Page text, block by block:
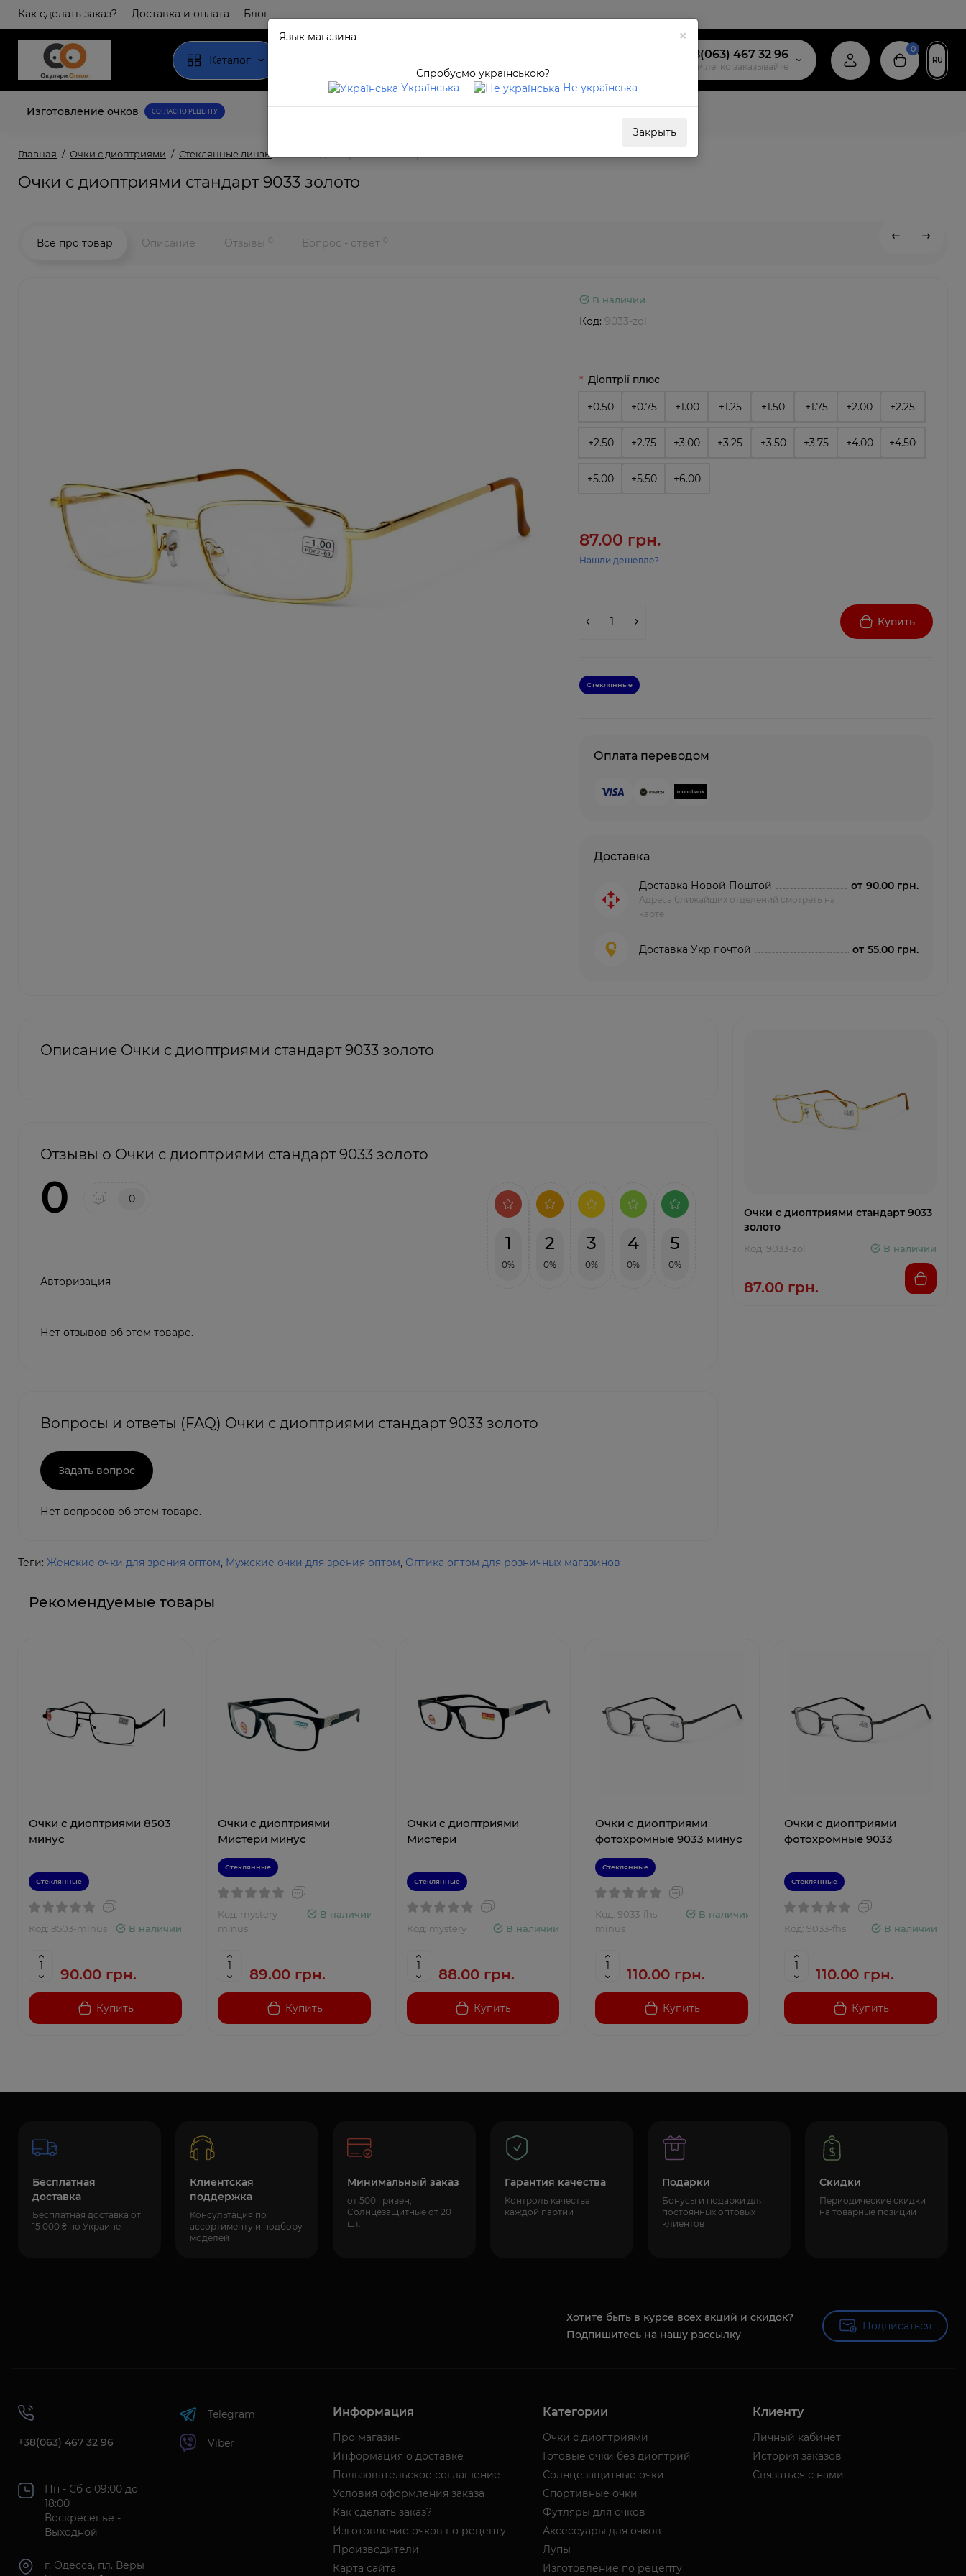
Как сделать заказ? Доставка и оплата Блог
Каталог +38(063) 467 32 96
звоните и легко заказывайте
0
RU
Изготовление очков СОГЛАСНО РЕЦЕПТУ
Главная Очки с диоптриями Стеклянные линзы
Очки с диоптриями стандарт 9033 золото
×
Язык магазина
Спробуємо українською?
Українська
Не українська
Закрыть
Все про товар Описание Отзывы 0 Вопрос - ответ 0
В наличии
Код: 9033-zol
Діоптрії плюс
+0.50 +0.75 +1.00 +1.25 +1.50 +1.75 +2.00 +2.25
+2.50 +2.75 +3.00 +3.25 +3.50 +3.75 +4.00 +4.50
+5.00 +5.50 +6.00
87.00 грн.
Нашли дешевле?
Купить
Стеклянные
Оплата переводом
Доставка
Доставка Новой Поштой
Адреса ближайших отделений смотреть на
карте
от 90.00 грн.
Доставка Укр почтой от 55.00 грн.
Описание Очки с диоптриями стандарт 9033 золото
Отзывы о Очки с диоптриями стандарт 9033 золото
0 0
Авторизация
1
0%
2
0%
3
0%
4
0%
5
0%
Нет отзывов об этом товаре.
Вопросы и ответы (FAQ) Очки с диоптриями стандарт 9033 золото
Задать вопрос
Нет вопросов об этом товаре.
Очки с диоптриями стандарт 9033
золото
Код: 9033-zol В наличии
87.00 грн.
Теги: Женские очки для зрения оптом, Мужские очки для зрения оптом, Оптика оптом для розничных магазинов
Рекомендуемые товары
Очки с диоптриями 8503
минус
Стеклянные
Код: 8503-minus В наличии
90.00 грн.
Купить
Очки с диоптриями
Мистери минус
Стеклянные
Код: mystery-
minus
В наличии
89.00 грн.
Купить
Очки с диоптриями
Мистери
Стеклянные
Код: mystery В наличии
88.00 грн.
Купить
Очки с диоптриями
фотохромные 9033 минус
Стеклянные
Код: 9033-fhs-
minus
В наличии
110.00 грн.
Купить
Очки с диоптриями
фотохромные 9033
Стеклянные
Код: 9033-fhs В наличии
110.00 грн.
Купить
Бесплатная
доставка
Бесплатная доставка от
15 000 ₴ по Украине
Клиентская
поддержка
Консультация по
ассортименту и подбору
моделей
Минимальный заказ
от 500 гривен,
Солнцезащитные от 20
шт.
Гарантия качества
Контроль качества
каждой партии
Подарки
Бонусы и подарки для
постоянных оптовых
клиентов
Скидки
Периодические скидки
на товарные позиции
Хотите быть в курсе всех акций и скидок?
Подпишитесь на нашу рассылку
Подписаться
Подписаться
+38(063) 467 32 96
Пн - Сб с 09:00 до
18:00
Воскресенье -
Выходной
г. Одесса, пл. Веры
Telegram
Viber
Информация
Про магазин
Информация о доставке
Пользовательское соглашение
Условия оформления заказа
Как сделать заказ?
Изготовление очков по рецепту
Производители
Карта сайта
Категории
Очки с диоптриями
Готовые очки без диоптрий
Солнцезащитные очки
Спортивные очки
Футляры для очков
Аксессуары для очков
Лупы
Изготовление по рецепту
Клиенту
Личный кабинет
История заказов
Связаться с нами